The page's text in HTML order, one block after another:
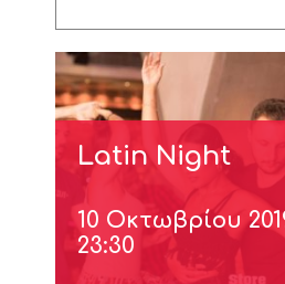
Latin Night
10 Οκτωβρίου
23:30